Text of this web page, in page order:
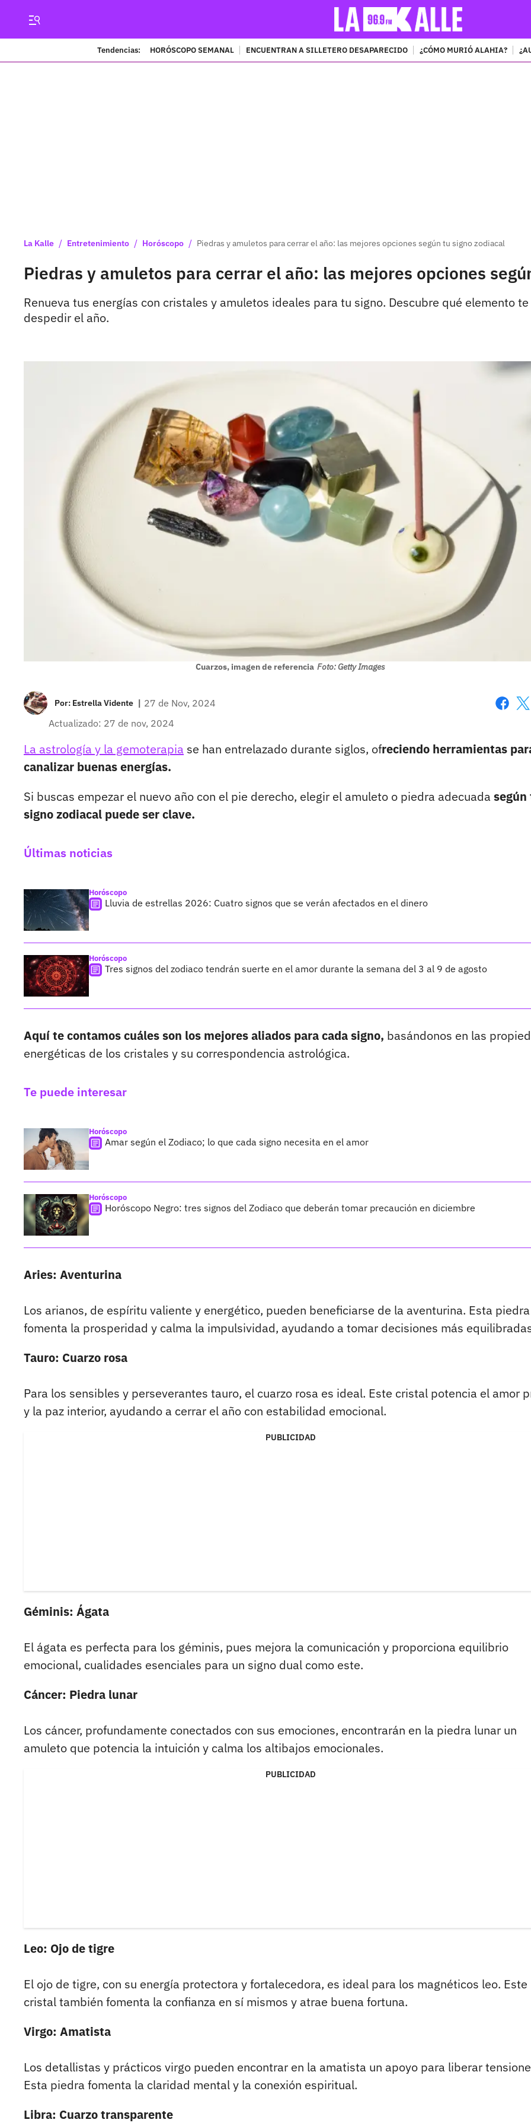
Tendencias: HORÓSCOPO SEMANAL ENCUENTRAN A SILLETERO DESAPARECIDO ¿CÓMO MURIÓ ALAHIA?
La Kalle / Entretenimiento / Horóscopo / Piedras y amuletos para cerrar el año: las mejores opciones según tu signo zodiacal
Piedras y amuletos para cerrar el año: las mejores opciones
Renueva tus energías con cristales y amuletos ideales para tu signo. Descubre qué elemento
despedir el año.
Cuarzos, imagen de referencia Foto: Getty Images
Por: Estrella Vidente | 27 de Nov, 2024
Actualizado: 27 de nov, 2024
La astrología y la gemoterapia se han entrelazado durante siglos, ofreciendo herramientas
canalizar buenas energías.
Si buscas empezar el nuevo año con el pie derecho, elegir el amuleto o piedra adecuada según
signo zodiacal puede ser clave.
Últimas noticias
Horóscopo
Lluvia de estrellas 2026: Cuatro signos que se verán afectados en el dinero
Horóscopo
Tres signos del zodiaco tendrán suerte en el amor durante la semana del 3 al 9 de agosto
Aquí te contamos cuáles son los mejores aliados para cada signo, basándonos en las
energéticas de los cristales y su correspondencia astrológica.
Te puede interesar
Horóscopo
Amar según el Zodiaco; lo que cada signo necesita en el amor
Horóscopo
Horóscopo Negro: tres signos del Zodiaco que deberán tomar precaución en diciembre
Aries: Aventurina
Los arianos, de espíritu valiente y energético, pueden beneficiarse de la aventurina. Esta piedra
fomenta la prosperidad y calma la impulsividad, ayudando a tomar decisiones más
Tauro: Cuarzo rosa
Para los sensibles y perseverantes tauro, el cuarzo rosa es ideal. Este cristal potencia el amor
y la paz interior, ayudando a cerrar el año con estabilidad emocional.
PUBLICIDAD
Géminis: Ágata
El ágata es perfecta para los géminis, pues mejora la comunicación y proporciona equilibrio
emocional, cualidades esenciales para un signo dual como este.
Cáncer: Piedra lunar
Los cáncer, profundamente conectados con sus emociones, encontrarán en la piedra lunar un
amuleto que potencia la intuición y calma los altibajos emocionales.
PUBLICIDAD
Leo: Ojo de tigre
El ojo de tigre, con su energía protectora y fortalecedora, es ideal para los magnéticos leo. Este
cristal también fomenta la confianza en sí mismos y atrae buena fortuna.
Virgo: Amatista
Los detallistas y prácticos virgo pueden encontrar en la amatista un apoyo para liberar
Esta piedra fomenta la claridad mental y la conexión espiritual.
Libra: Cuarzo transparente